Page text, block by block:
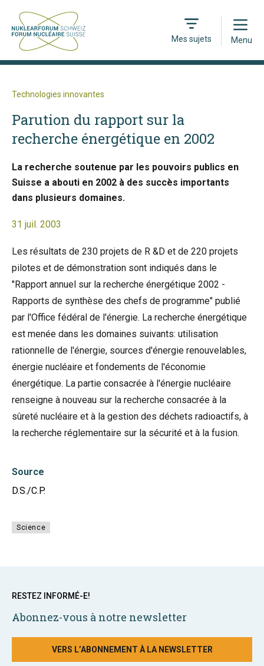
Mes sujets
Open
Menu
Technologies innovantes
Parution du rapport sur la
recherche énergétique en 2002
La recherche soutenue par les pouvoirs publics en
Suisse a abouti en 2002 à des succès importants
dans plusieurs domaines.
31 juil. 2003
Les résultats de 230 projets de R &D et de 220 projets
pilotes et de démonstration sont indiqués dans le
"Rapport annuel sur la recherche énergétique 2002 -
Rapports de synthèse des chefs de programme" publié
par l'Office fédéral de l'énergie. La recherche énergétique
est menée dans les domaines suivants: utilisation
rationnelle de l'énergie, sources d'énergie renouvelables,
énergie nucléaire et fondements de l'économie
énergétique. La partie consacrée à l'énergie nucléaire
renseigne à nouveau sur la recherche consacrée à la
sûreté nucléaire et à la gestion des déchets radioactifs, à
la recherche réglementaire sur la sécurité et à la fusion.
Source
D.S./C.P.
Science
RESTEZ INFORMÉ-E!
Abonnez-vous à notre newsletter
VERS L’ABONNEMENT À LA NEWSLETTER